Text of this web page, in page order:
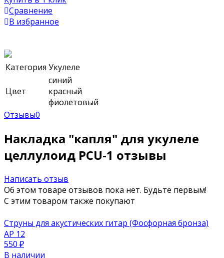
Сравнение
В избранное
Категория Укулеле
Цвет
синий
красный
фиолетовый
Отзывы0
Накладка "капля" для укулеле
целлулоид PCU-1 отзывы
Написать отзыв
Об этом товаре отзывов пока нет. Будьте первым!
С этим товаром также покупают
Струны для акустических гитар (Фосфорная бронза)
AP 12
550 ₽
В наличии